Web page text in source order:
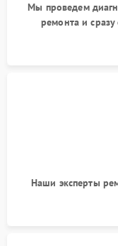
Мы проведем
ремонта и
Наши эксперты